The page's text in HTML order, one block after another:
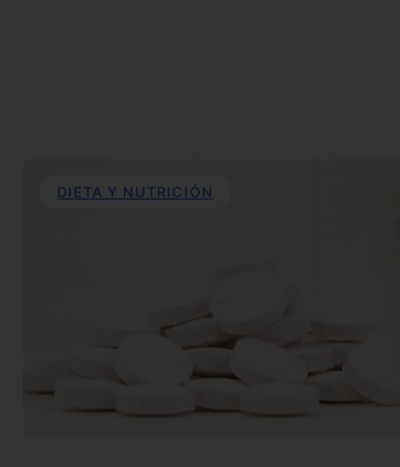
DIETA Y NUTRICIÓN